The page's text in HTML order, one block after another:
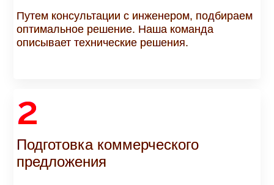
Путем консультации с инженером, подбираем
оптимальное решение. Наша команда
описывает технические решения.
2
Подготовка коммерческого
предложения